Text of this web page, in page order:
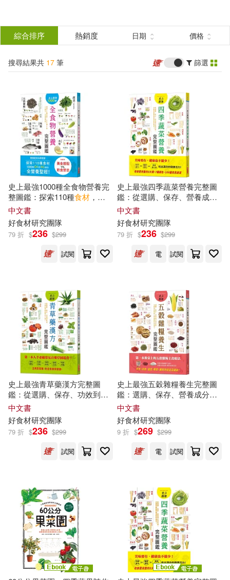
結
分類 (單選)
所有商品(17) 圖書(10)
電子書(7)
作者 (可複選)
好食材研究團隊(14)
好食材研究團隊/編(1)
和平國際(11) 漢湘文化(6)
配送方式 (可複選)
可超商取貨(10)
可海外宅配(10)
可港澳店取(10)
可菲律賓店取(10)
電子書 (可複選)
綜合排序 熱銷度 日期 價格
搜尋結果共 17 筆 篩選
史上最強1000種全食物營養完
整圖鑑：探索110種食材 ，
1000個OK和NG組合，全營養
聖經!
中文書
好食材研究團隊
79 折 $236 $299
試閱
史上最強四季蔬菜營養完整圖
鑑：從選購、保存、營養成分
到料理，各體質絕配的蔬菜對
症速查!
中文書
好食材研究團隊
79 折 $236 $299
電
試閱
史上最強青草藥漢方完整圖
鑑：從選購、保存、功效到料
理，各種症狀都能對症下藥!
中文書
好食材研究團隊
79 折 $236 $299
試閱
史上最強五穀雜糧養生完整圖
鑑：選購、保存、營養成分到
料理，各體質絕配的五穀雜糧
對症速查!
中文書
好食材研究團隊
9 折 $269 $299
電
試閱